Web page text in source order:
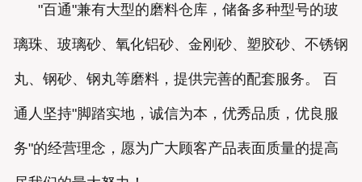
"百通"兼有大型的磨料仓库，储备多种型号的玻
璃珠、玻璃砂、氧化铝砂、金刚砂、塑胶砂、不锈钢
丸、钢砂、钢丸等磨料，提供完善的配套服务。 百
通人坚持"脚踏实地，诚信为本，优秀品质，优良服
务"的经营理念，愿为广大顾客产品表面质量的提高